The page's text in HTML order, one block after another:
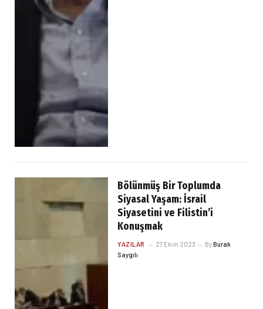
Bölünmüş Bir Toplumda
Siyasal Yaşam: İsrail
Siyasetini ve Filistin’i
Konuşmak
YAZILAR 27 Ekim 2023 ByBurak
Saygılı